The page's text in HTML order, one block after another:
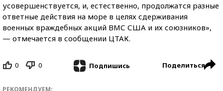
усовершенствуется, и, естественно, продолжатся разные
ответные действия на море в целях сдерживания
военных враждебных акций ВМС США и их союзников»,
— отмечается в сообщении ЦТАК.
0 0 Подпишись Поделиться
РЕКОМЕНДУЕМ: